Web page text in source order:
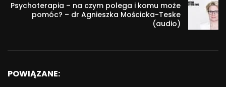
Psychoterapia – na czym polega i komu może
pomóc? – dr Agnieszka Mościcka-Teske
(audio)
POWIĄZANE: